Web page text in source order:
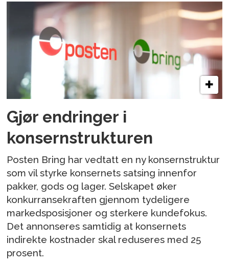
Gjør endringer i
konsernstrukturen
Posten Bring har vedtatt en ny konsernstruktur
som vil styrke konsernets satsing innenfor
pakker, gods og lager. Selskapet øker
konkurransekraften gjennom tydeligere
markedsposisjoner og sterkere kundefokus.
Det annonseres samtidig at konsernets
indirekte kostnader skal reduseres med 25
prosent.